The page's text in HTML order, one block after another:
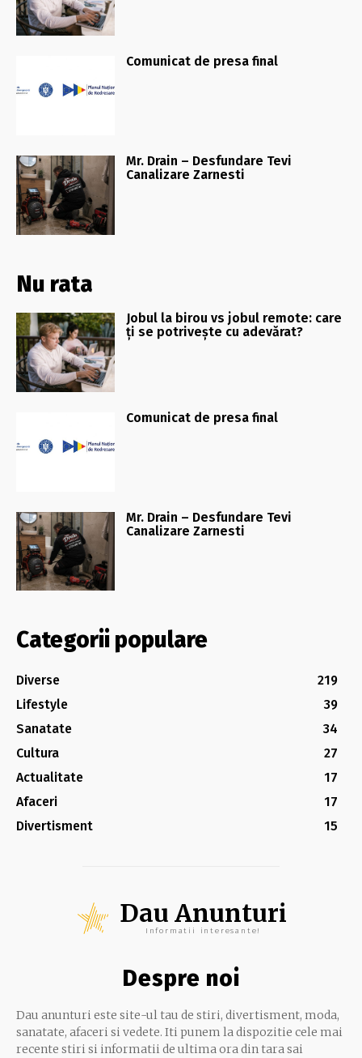
Comunicat de presa final
Mr. Drain – Desfundare Tevi
Canalizare Zarnesti
Nu rata
Jobul la birou vs jobul remote: care
ți se potrivește cu adevărat?
Comunicat de presa final
Mr. Drain – Desfundare Tevi
Canalizare Zarnesti
Categorii populare
Diverse
219
Lifestyle
39
Sanatate
34
Cultura
27
Actualitate
17
Afaceri
17
Divertisment
15
Dau Anunturi
Informatii interesante!
Despre noi
Dau anunturi este site-ul tau de stiri, divertisment, moda,
sanatate, afaceri si vedete. Iti punem la dispozitie cele mai
recente stiri si informatii de ultima ora din tara sai